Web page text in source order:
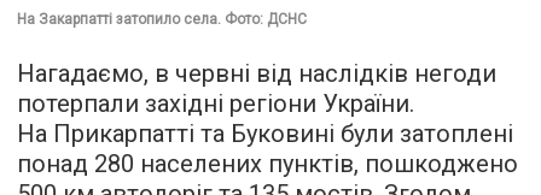
На Закарпатті затопило села. Фото: ДСНС
Нагадаємо, в червні від наслідків негоди
потерпали західні регіони України.
На Прикарпатті та Буковині були затоплені
понад 280 населених пунктів, пошкоджено